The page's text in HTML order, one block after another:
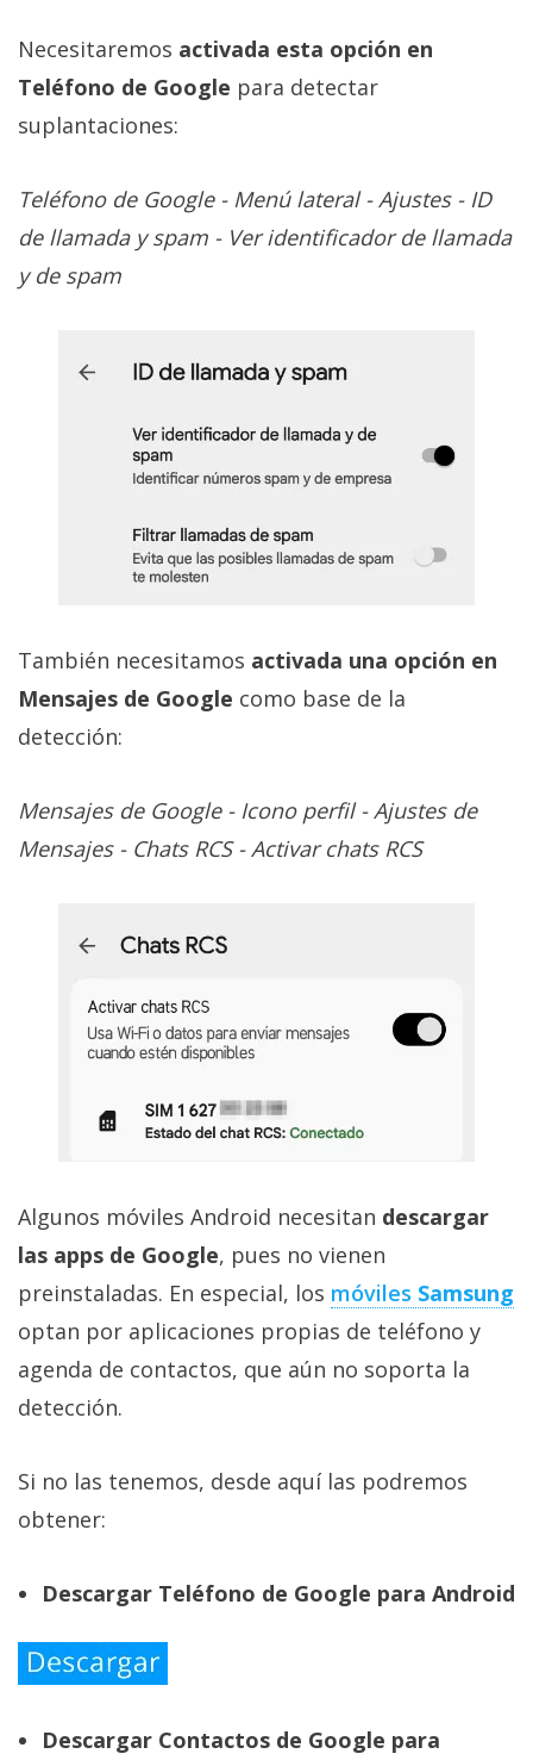
Necesitaremos activada esta opción en
Teléfono de Google para detectar
suplantaciones:
Teléfono de Google - Menú lateral - Ajustes - ID
de llamada y spam - Ver identificador de llamada
y de spam
También necesitamos activada una opción en
Mensajes de Google como base de la
detección:
Mensajes de Google - Icono perfil - Ajustes de
Mensajes - Chats RCS - Activar chats RCS
Algunos móviles Android necesitan descargar
las apps de Google, pues no vienen
preinstaladas. En especial, los móviles Samsung
optan por aplicaciones propias de teléfono y
agenda de contactos, que aún no soporta la
detección.
Si no las tenemos, desde aquí las podremos
obtener:
Descargar Teléfono de Google para Android
Descargar Contactos de Google para